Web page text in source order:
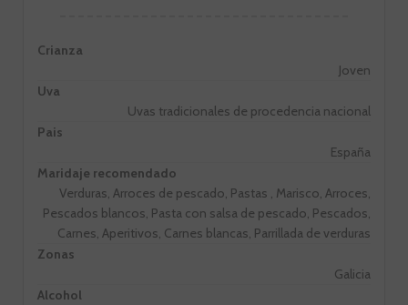
Crianza
Joven
Uva
Uvas tradicionales de procedencia nacional
Pais
España
Maridaje recomendado
Verduras, Arroces de pescado, Pastas , Marisco, Arroces,
Pescados blancos, Pasta con salsa de pescado, Pescados,
Carnes, Aperitivos, Carnes blancas, Parrillada de verduras
Zonas
Galicia
Alcohol